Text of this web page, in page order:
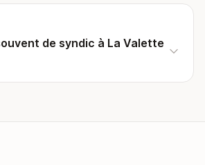
de syndic à La Valette